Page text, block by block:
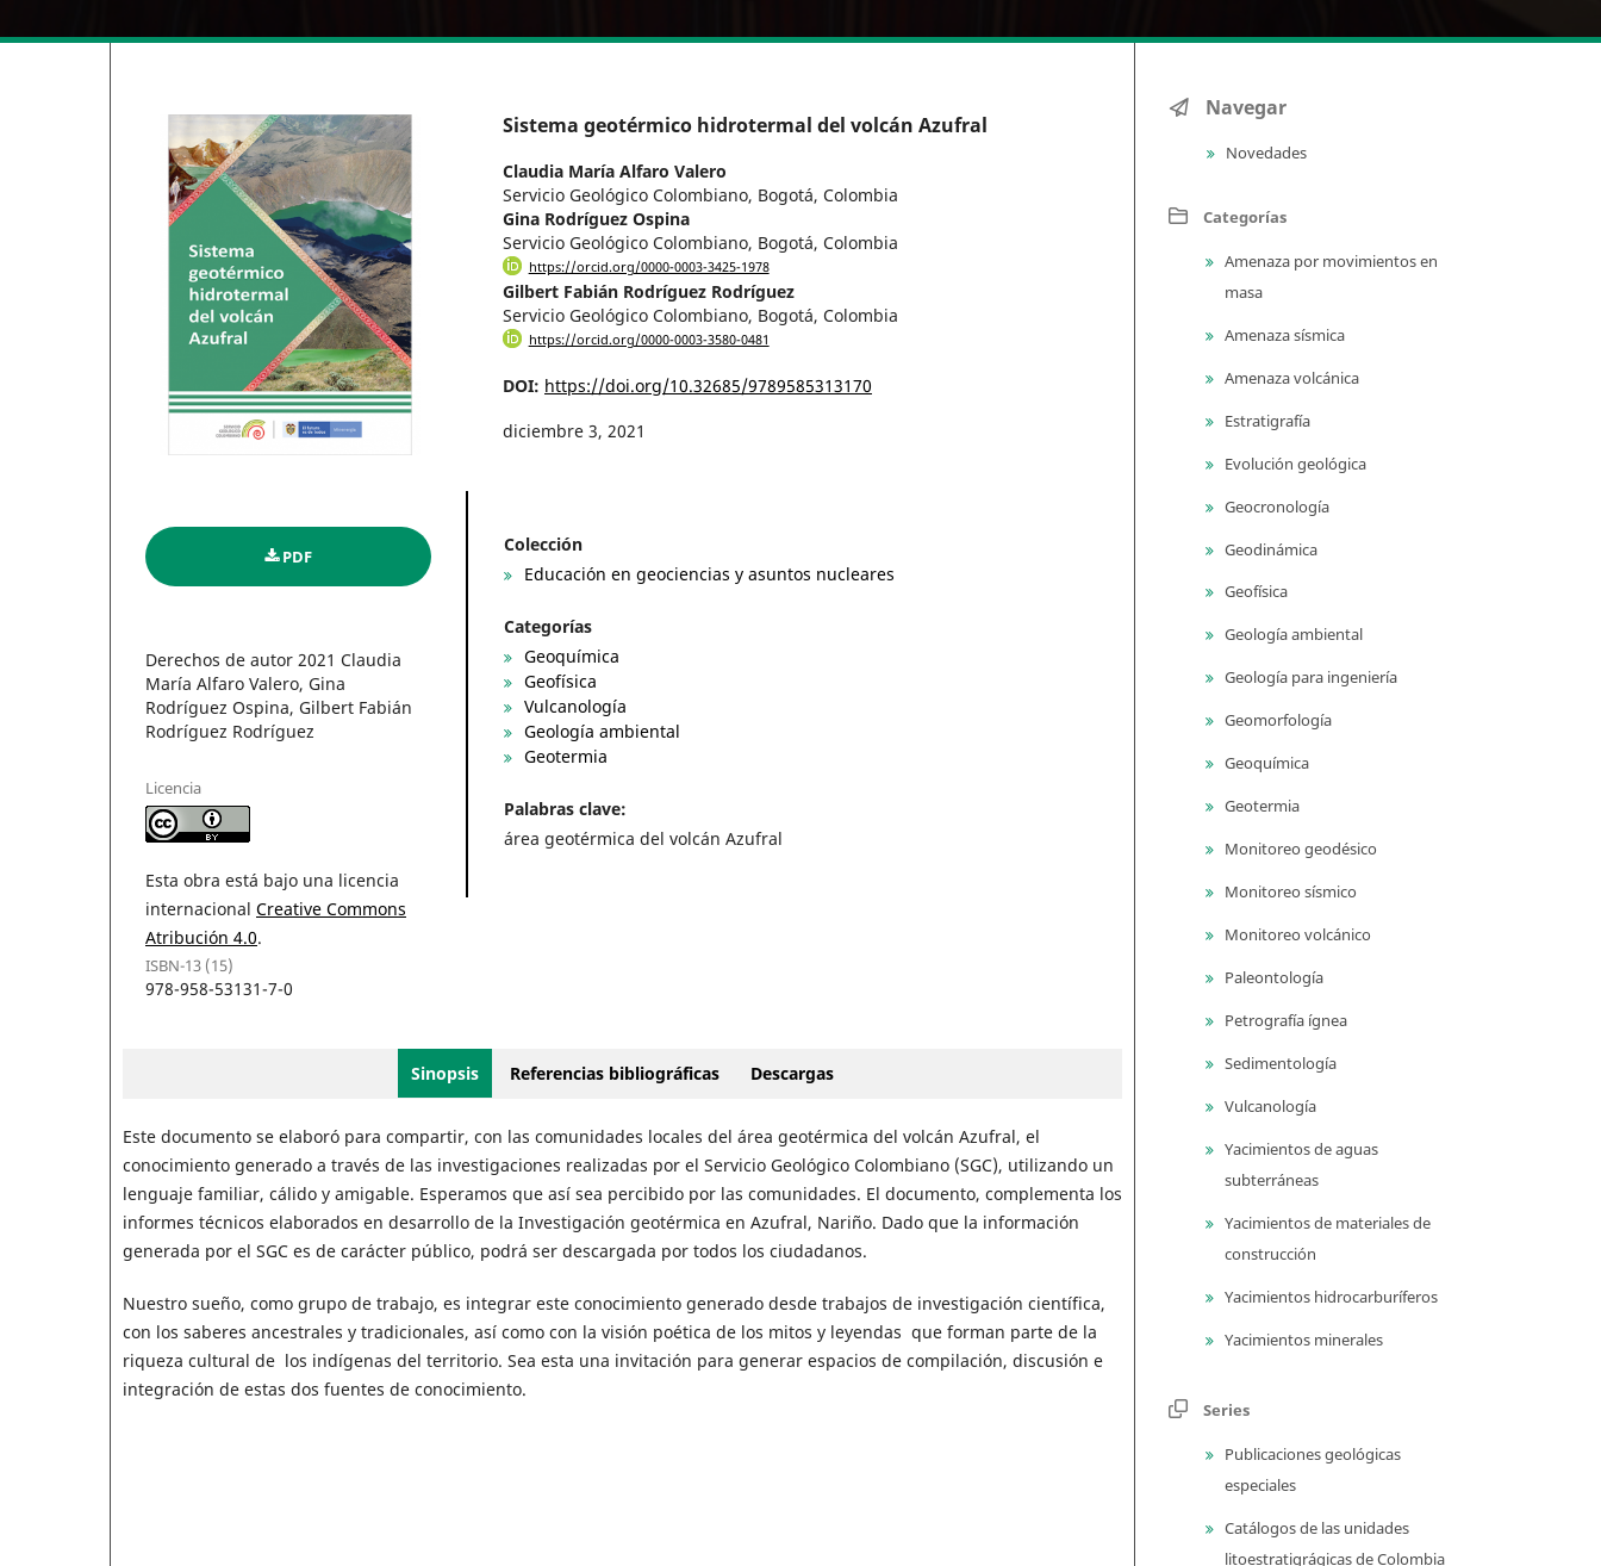
Sistema geotérmico hidrotermal del volcán Azufral
Claudia María Alfaro Valero
Servicio Geológico Colombiano, Bogotá, Colombia
Gina Rodríguez Ospina
Servicio Geológico Colombiano, Bogotá, Colombia
https://orcid.org/0000-0003-3425-1978
Gilbert Fabián Rodríguez Rodríguez
Servicio Geológico Colombiano, Bogotá, Colombia
https://orcid.org/0000-0003-3580-0481
DOI: https://doi.org/10.32685/9789585313170
diciembre 3, 2021
PDF
Derechos de autor 2021 Claudia
María Alfaro Valero, Gina
Rodríguez Ospina, Gilbert Fabián
Rodríguez Rodríguez
Licencia
Esta obra está bajo una licencia
internacional Creative Commons
Atribución 4.0.
ISBN-13 (15)
978-958-53131-7-0
Colección
Educación en geociencias y asuntos nucleares
Categorías
Geoquímica
Geofísica
Vulcanología
Geología ambiental
Geotermia
Palabras clave:
área geotérmica del volcán Azufral
Sinopsis Referencias bibliográficas Descargas
Este documento se elaboró para compartir, con las comunidades locales del área geotérmica del volcán Azufral, el
conocimiento generado a través de las investigaciones realizadas por el Servicio Geológico Colombiano (SGC), utilizando un
lenguaje familiar, cálido y amigable. Esperamos que así sea percibido por las comunidades. El documento, complementa los
informes técnicos elaborados en desarrollo de la Investigación geotérmica en Azufral, Nariño. Dado que la información
generada por el SGC es de carácter público, podrá ser descargada por todos los ciudadanos.
Nuestro sueño, como grupo de trabajo, es integrar este conocimiento generado desde trabajos de investigación científica,
con los saberes ancestrales y tradicionales, así como con la visión poética de los mitos y leyendas que forman parte de la
riqueza cultural de los indígenas del territorio. Sea esta una invitación para generar espacios de compilación, discusión e
integración de estas dos fuentes de conocimiento.
Navegar
Novedades
Categorías
Amenaza por movimientos en
masa
Amenaza sísmica
Amenaza volcánica
Estratigrafía
Evolución geológica
Geocronología
Geodinámica
Geofísica
Geología ambiental
Geología para ingeniería
Geomorfología
Geoquímica
Geotermia
Monitoreo geodésico
Monitoreo sísmico
Monitoreo volcánico
Paleontología
Petrografía ígnea
Sedimentología
Vulcanología
Yacimientos de aguas
subterráneas
Yacimientos de materiales de
construcción
Yacimientos hidrocarburíferos
Yacimientos minerales
Series
Publicaciones geológicas
especiales
Catálogos de las unidades
litoestratigrágicas de Colombia